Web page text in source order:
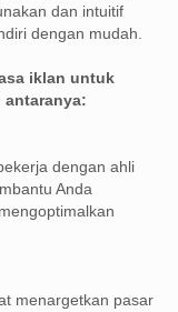
dan intuitif
dengan mudah.
iklan untuk
antaranya:
dengan ahli
Anda
menargetkan pasar